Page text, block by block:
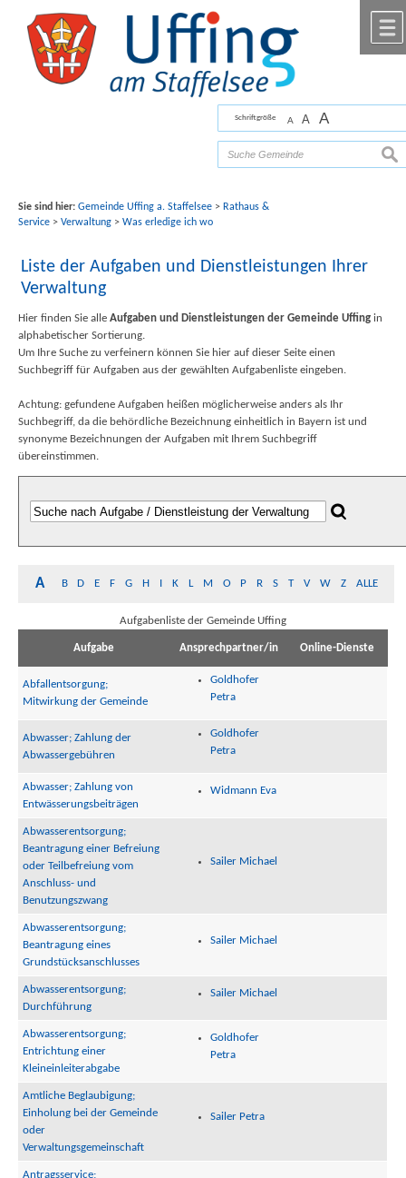
Schriftgröße A A A
Bilder mit freundlicher Unterstützung von FotografFlorian Werner
Sie sind hier: Gemeinde Uffing a. Staffelsee> Rathaus &
Service> Verwaltung> Was erledige ich wo
Liste der Aufgaben und Dienstleistungen Ihrer
Verwaltung
Hier finden Sie alle Aufgaben und Dienstleistungen der Gemeinde Uffingin
alphabetischer Sortierung.
Um Ihre Suche zu verfeinern können Sie hier auf dieser Seite einen
Suchbegriff für Aufgaben aus der gewählten Aufgabenliste eingeben.
Achtung: gefundene Aufgaben heißen möglicherweise anders als Ihr
Suchbegriff, da die behördliche Bezeichnung einheitlich in Bayern ist und
synonyme Bezeichnungen der Aufgaben mit Ihrem Suchbegriff
übereinstimmen.
A B D E F G H I K L M O P R S T V W Z ALLE
Aufgabenliste der Gemeinde Uffing
Aufgabe Ansprechpartner/in Online-Dienste
Abfallentsorgung;
Mitwirkung der Gemeinde
Goldhofer
Petra
Abwasser; Zahlung der
Abwassergebühren
Goldhofer
Petra
Abwasser; Zahlung von
Entwässerungsbeiträgen
Widmann Eva
Abwasserentsorgung;
Beantragung einer Befreiung
oder Teilbefreiung vom
Anschluss- und
Benutzungszwang
Sailer Michael
Abwasserentsorgung;
Beantragung eines
Grundstücksanschlusses
Sailer Michael
Abwasserentsorgung;
Durchführung
Sailer Michael
Abwasserentsorgung;
Entrichtung einer
Kleineinleiterabgabe
Goldhofer
Petra
Amtliche Beglaubigung;
Einholung bei der Gemeinde
oder
Verwaltungsgemeinschaft
Sailer Petra
Antragsservice;